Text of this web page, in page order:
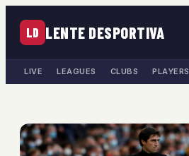
LD LENTE DESPORTIVA
LIVE LEAGUES CLUBS PLAYERS